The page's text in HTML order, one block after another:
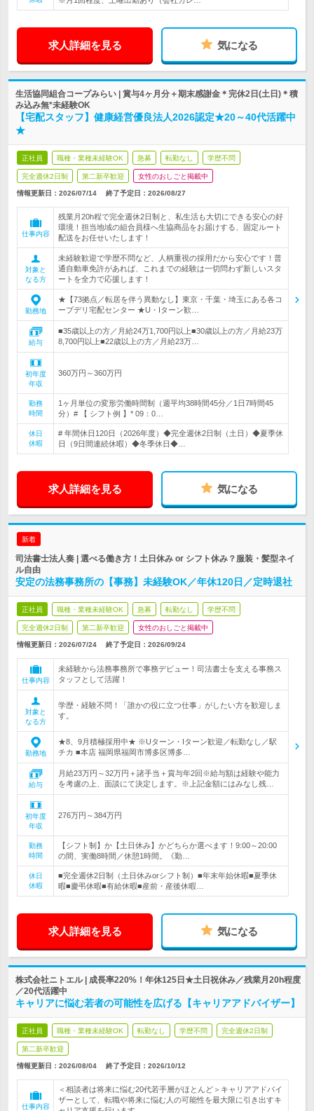
求人詳細を見る 気になる
生活協同組合コープみらい | 賞与4ヶ月分＋期末感謝金＊完休2日(土日)＊積
み込み無*未経験OK
【宅配スタッフ】健康経営優良法人2026認定★20～40代活躍中
★
正社員 職種・業種未経験OK 急募 転勤なし 学歴不問
完全週休2日制 第二新卒歓迎 女性のおしごと掲載中
情報更新日：2026/07/14 終了予定日： 2026/08/27
仕事内容
残業月20h程で完全週休2日制と、私生活も大切にできる安心の好
環境！担当地域の組合員様へ生協商品をお届けする、固定ルート
配送をお任せいたします！
対象と
なる方
未経験歓迎で学歴不問など、人柄重視の採用だから安心です！普
通自動車免許があれば、これまでの経験は一切問わず新しいスタ
ートを全力で応援します！
勤務地
★【73拠点／転居を伴う異動なし】東京・千葉・埼玉にある各コ
ープデリ宅配センター ★U・Iターン歓…
給与
■35歳以上の方／月給24万1,700円以上■30歳以上の方／月給23万
8,700円以上■22歳以上の方／月給23万…
初年度
年収
360万円～360万円
勤務
時間
1ヶ月単位の変形労働時間制（週平均38時間45分／1日7時間45
分）# 【 シフト例 】* 09：0…
休日
休暇
# 年間休日120日（2026年度）◆完全週休2日制（土日）◆夏季休
日（9日間連続休暇）◆冬季休日◆…
求人詳細を見る 気になる
新着
司法書士法人奏 | 選べる働き方！土日休み or シフト休み？服装・髪型ネイ
ル自由
安定の法務事務所の【事務】未経験OK／年休120日／定時退社
正社員 職種・業種未経験OK 急募 転勤なし 学歴不問
完全週休2日制 第二新卒歓迎 女性のおしごと掲載中
情報更新日：2026/07/24 終了予定日： 2026/09/24
仕事内容
未経験から法務事務所で事務デビュー！司法書士を支える事務ス
タッフとして活躍！
対象と
なる方
学歴・経験不問！「誰かの役に立つ仕事」がしたい方を歓迎しま
す。
勤務地
★8、9月積極採用中★ ※Uターン・Iターン歓迎／転勤なし／駅
チカ ■本店 福岡県福岡市博多区博多…
給与
月給23万円～32万円＋諸手当＋賞与年2回※給与額は経験や能力
を考慮の上、面談にて決定します。※上記金額にはみなし残…
初年度
年収
276万円～384万円
勤務
時間
【シフト制】か【土日休み】かどちらか選べます！9:00～20:00
の間、実働8時間／休憩1時間。《勤…
休日
休暇
■完全週休2日制（土日休みorシフト制）■年末年始休暇■夏季休
暇■慶弔休暇■有給休暇■産前・産後休暇…
求人詳細を見る 気になる
株式会社ニトエル | 成長率220%！年休125日★土日祝休み／残業月20h程度
／20代活躍中
キャリアに悩む若者の可能性を広げる【キャリアアドバイザー】
正社員 職種・業種未経験OK 転勤なし 学歴不問 完全週休2日制
第二新卒歓迎
情報更新日：2026/08/04 終了予定日： 2026/10/12
仕事内容
＜相談者は将来に悩む20代若手層がほとんど＞キャリアアドバイ
ザーとして、転職や将来に悩む人の可能性を最大限に引き出すキ